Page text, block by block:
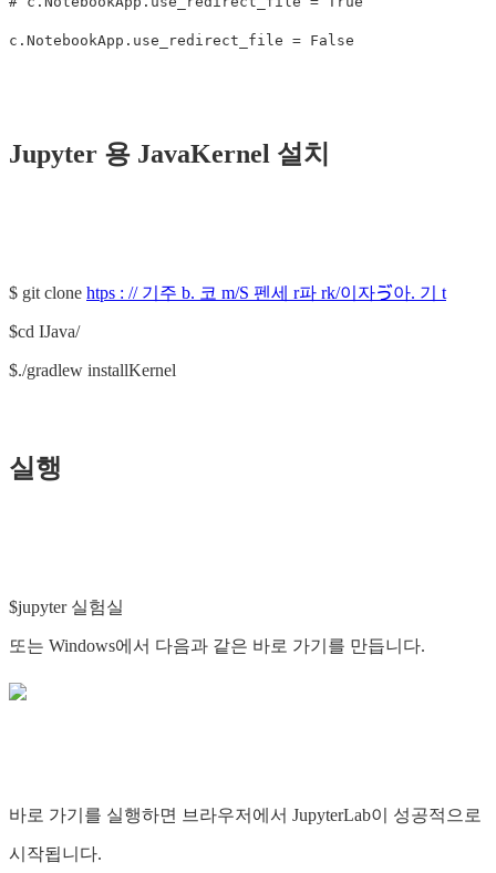
c . NotebookApp . use_redirect_file = False
Jupyter 용 JavaKernel 설치
$ git clone htps : // 기주 b. 코 m/S 펜세 r파 rk/이자ゔ아. 기 t
$cd IJava/
$./gradlew installKernel
실행
$jupyter 실험실
또는 Windows에서 다음과 같은 바로 가기를 만듭니다.
바로 가기를 실행하면 브라우저에서 JupyterLab이 성공적으로
시작됩니다.